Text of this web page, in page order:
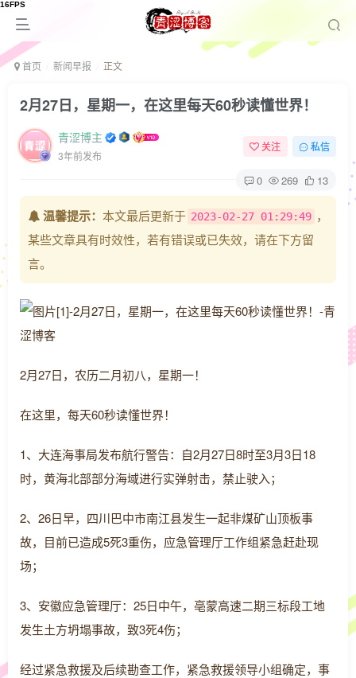
首页 新闻早报 正文
2月27日，星期一，在这里每天60秒读懂世界！
青涩博主
3年前发布
关注 私信
0 269 13
温馨提示： 本文最后更新于 2023-02-27 01:29:49 ，
某些文章具有时效性，若有错误或已失效，请在下方留
言。
2月27日，农历二月初八，星期一！
在这里，每天60秒读懂世界！
1、大连海事局发布航行警告：自2月27日8时至3月3日18
时，黄海北部部分海域进行实弹射击，禁止驶入；
2、26日早，四川巴中市南江县发生一起非煤矿山顶板事
故，目前已造成5死3重伤，应急管理厅工作组紧急赶赴现
场；
3、安徽应急管理厅：25日中午，亳蒙高速二期三标段工地
发生土方坍塌事故，致3死4伤；
经过紧急救援及后续勘查工作，紧急救援领导小组确定，事